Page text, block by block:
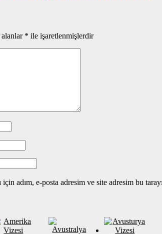
* ile işaretlenmişlerdir
adım, e-posta adresim ve site adresim bu